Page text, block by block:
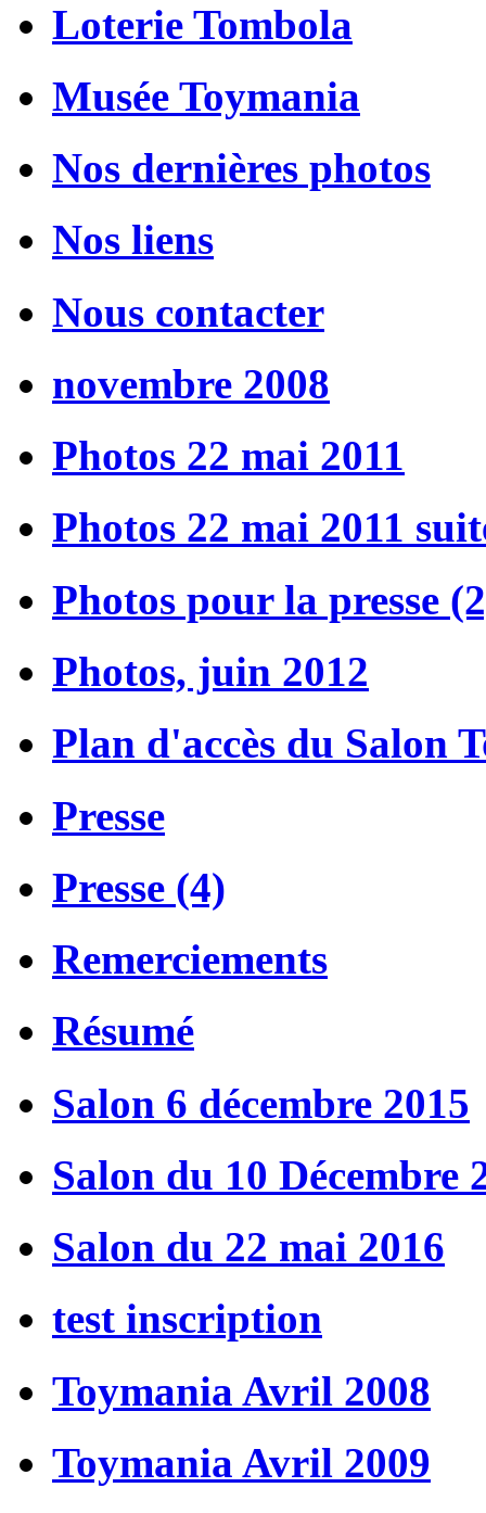
Loterie Tombola
Musée Toymania
Nos dernières photos
Nos liens
Nous contacter
novembre 2008
Photos 22 mai 2011
Photos 22 mai 2011
Photos pour la presse
Photos, juin 2012
Plan d'accès du Salon
Presse
Presse (4)
Remerciements
Résumé
Salon 6 décembre 2015
Salon du 10 Décembre
Salon du 22 mai 2016
test inscription
Toymania Avril 2008
Toymania Avril 2009